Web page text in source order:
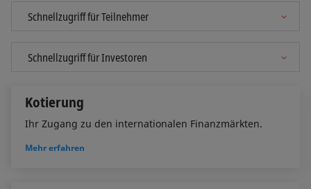
Kotierung
Ihr Zugang zu den internationalen Finanzmärkten.
Mehr erfahren